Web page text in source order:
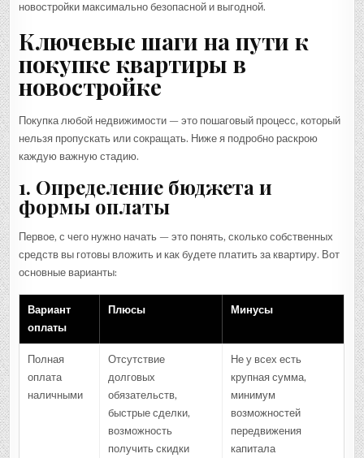
новостройки максимально безопасной и выгодной.
Ключевые шаги на пути к
покупке квартиры в
новостройке
Покупка любой недвижимости — это пошаговый процесс, который
нельзя пропускать или сокращать. Ниже я подробно раскрою
каждую важную стадию.
1. Определение бюджета и
формы оплаты
Первое, с чего нужно начать — это понять, сколько собственных
средств вы готовы вложить и как будете платить за квартиру. Вот
основные варианты:
Вариант
оплаты
Плюсы Минусы
Полная
оплата
наличными
Отсутствие
долговых
обязательств,
быстрые сделки,
возможность
получить скидки
Не у всех есть
крупная сумма,
минимум
возможностей
передвижения
капитала